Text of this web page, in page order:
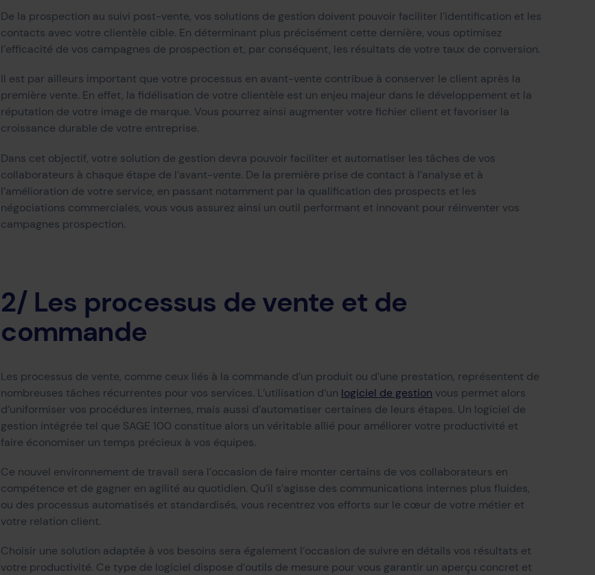
De la prospection au suivi post-vente, vos solutions de gestion doivent pouvoir faciliter l’identification et les
contacts avec votre clientèle cible. En déterminant plus précisément cette dernière, vous optimisez
l’efficacité de vos campagnes de prospection et, par conséquent, les résultats de votre taux de conversion.
Il est par ailleurs important que votre processus en avant-vente contribue à conserver le client après la
première vente. En effet, la fidélisation de votre clientèle est un enjeu majeur dans le développement et la
réputation de votre image de marque. Vous pourrez ainsi augmenter votre fichier client et favoriser la
croissance durable de votre entreprise.
Dans cet objectif, votre solution de gestion devra pouvoir faciliter et automatiser les tâches de vos
collaborateurs à chaque étape de l’avant-vente. De la première prise de contact à l’analyse et à
l’amélioration de votre service, en passant notamment par la qualification des prospects et les
négociations commerciales, vous vous assurez ainsi un outil performant et innovant pour réinventer vos
campagnes prospection.
2/ Les processus de vente et de
commande
Les processus de vente, comme ceux liés à la commande d’un produit ou d’une prestation, représentent de
nombreuses tâches récurrentes pour vos services. L’utilisation d’un logiciel de gestion vous permet alors
d’uniformiser vos procédures internes, mais aussi d’automatiser certaines de leurs étapes. Un logiciel de
gestion intégrée tel que SAGE 100 constitue alors un véritable allié pour améliorer votre productivité et
faire économiser un temps précieux à vos équipes.
Ce nouvel environnement de travail sera l’occasion de faire monter certains de vos collaborateurs en
compétence et de gagner en agilité au quotidien. Qu’il s’agisse des communications internes plus fluides,
ou des processus automatisés et standardisés, vous recentrez vos efforts sur le cœur de votre métier et
votre relation client.
Choisir une solution adaptée à vos besoins sera également l’occasion de suivre en détails vos résultats et
votre productivité. Ce type de logiciel dispose d’outils de mesure pour vous garantir un aperçu concret et